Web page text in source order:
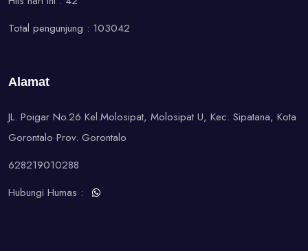
Total pengunjung : 103042
Alamat
JL. Poigar No.26 Kel.Molosipat, Molosipat U, Kec. Sipatana, Kota
Gorontalo Prov. Gorontalo
628219010288
Hubungi Humas :